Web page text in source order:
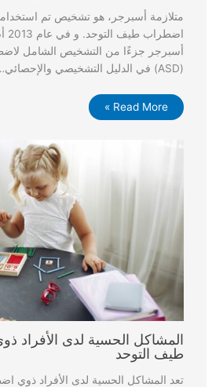
متلازمة أسبرجر، هو تشخيص تم
أسبرجر جزءًا من التشخيص الشامل
(ASD) في الدليل التشخيصي والإحصائي…
Read More »
المشاكل الحسية لدى الأفراد
طيف التوحد
تعد المشاكل الحسية لدى الأفراد ذوي